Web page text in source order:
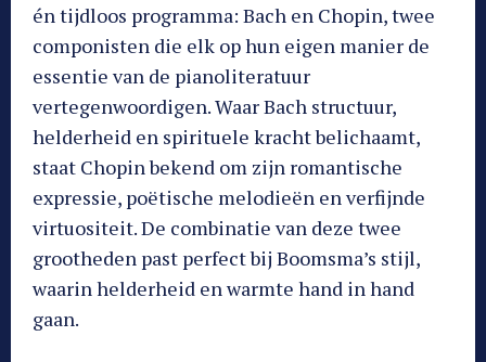
én tijdloos programma: Bach en Chopin, twee
componisten die elk op hun eigen manier de
essentie van de pianoliteratuur
vertegenwoordigen. Waar Bach structuur,
helderheid en spirituele kracht belichaamt,
staat Chopin bekend om zijn romantische
expressie, poëtische melodieën en verfijnde
virtuositeit. De combinatie van deze twee
grootheden past perfect bij Boomsma’s stijl,
waarin helderheid en warmte hand in hand
gaan.